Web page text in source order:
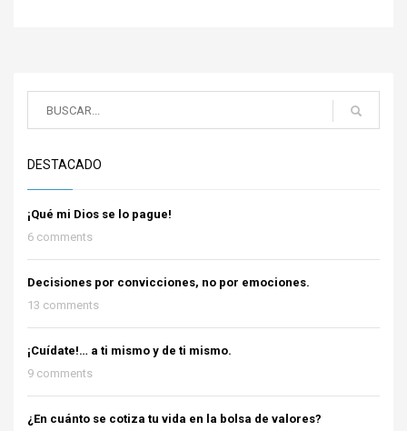
DESTACADO
¡Qué mi Dios se lo pague!
6 comments
Decisiones por convicciones, no por emociones.
13 comments
¡Cuídate!… a ti mismo y de ti mismo.
9 comments
¿En cuánto se cotiza tu vida en la bolsa de valores?